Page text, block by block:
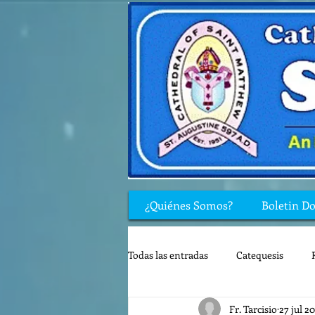
¿Quiénes Somos? Boletin
Todas las entradas Catequesis
Rincón de los niños Biblia
Fr. Tarcisio 27 jul